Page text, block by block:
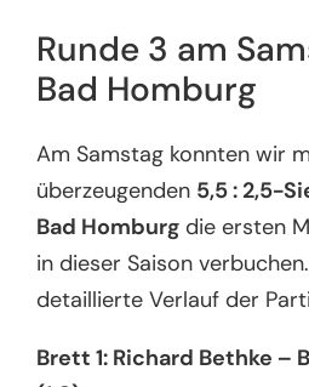
Runde 3 am
Bad Homburg
Am Samstag konnten wir
überzeugenden 5,5 : 2,5-
Bad Homburg die ersten
in dieser Saison
detaillierte Verlauf der
Brett 1: Richard Bethke –